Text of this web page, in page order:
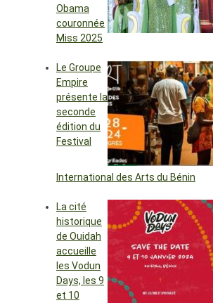
Obama
couronnée
Miss 2025
Le Groupe
Empire
présente la
seconde
édition du
Festival
International des Arts du Bénin
La cité
historique
de Ouidah
accueille
les Vodun
Days, les 9
et 10